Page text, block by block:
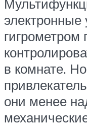
электронные
гигрометром
в комнате.
они менее